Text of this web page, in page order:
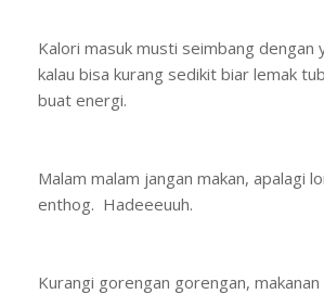
Kalori masuk musti seimbang dengan
kalau bisa kurang sedikit biar lemak
buat energi.
Malam malam jangan makan, apalagi
enthog. Hadeeeuuh.
Kurangi gorengan gorengan, makanan